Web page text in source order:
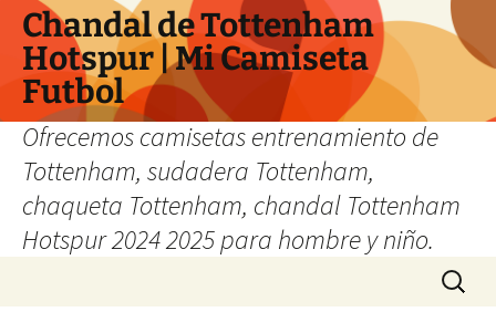
Chandal de Tottenham
Hotspur | Mi Camiseta
Futbol
Ofrecemos camisetas entrenamiento de
Tottenham, sudadera Tottenham,
chaqueta Tottenham, chandal Tottenham
Hotspur 2024 2025 para hombre y niño.
Buscar: